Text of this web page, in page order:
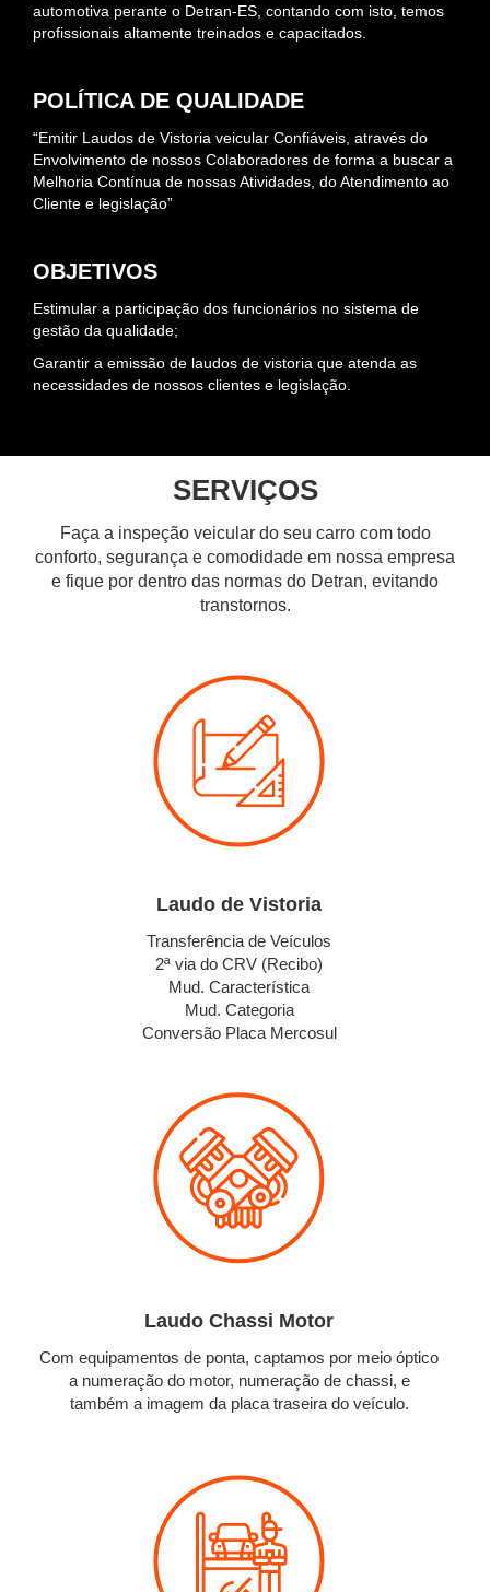
automotiva perante o Detran-ES, contando com isto, temos
profissionais altamente treinados e capacitados.
POLÍTICA DE QUALIDADE
“Emitir Laudos de Vistoria veicular Confiáveis, através do
Envolvimento de nossos Colaboradores de forma a buscar a
Melhoria Contínua de nossas Atividades, do Atendimento ao
Cliente e legislação”
OBJETIVOS
Estimular a participação dos funcionários no sistema de
gestão da qualidade;
Garantir a emissão de laudos de vistoria que atenda as
necessidades de nossos clientes e legislação.
SERVIÇOS
Faça a inspeção veicular do seu carro com todo
conforto, segurança e comodidade em nossa empresa
e fique por dentro das normas do Detran, evitando
transtornos.
Laudo de Vistoria
Transferência de Veículos
2ª via do CRV (Recibo)
Mud. Característica
Mud. Categoria
Conversão Placa Mercosul
Laudo Chassi Motor
Com equipamentos de ponta, captamos por meio óptico
a numeração do motor, numeração de chassi, e
também a imagem da placa traseira do veículo.